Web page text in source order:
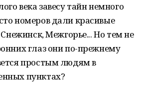
века завесу тайн немного
номеров дали красивые
Снежинск, Межгорье... Но тем не
глаз они по-прежнему
простым людям в
пунктах?